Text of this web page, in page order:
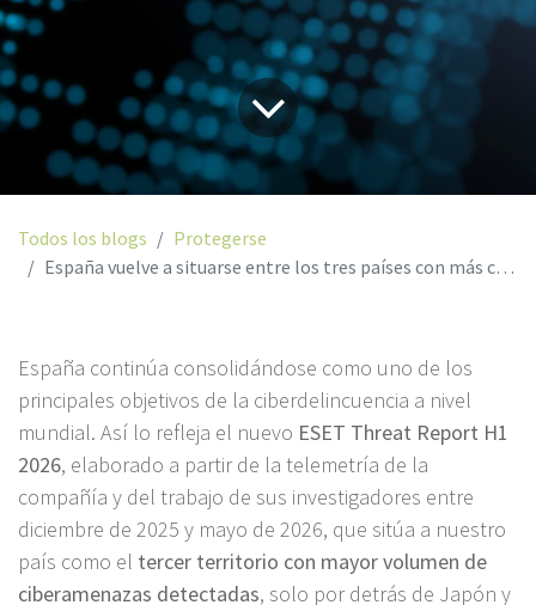
Todos los blogs
Protegerse
España vuelve a situarse entre los tres países con más ciberamenazas detectadas del mundo
España continúa consolidándose como uno de los
principales objetivos de la ciberdelincuencia a nivel
mundial. Así lo refleja el nuevo ESET Threat Report H1
2026, elaborado a partir de la telemetría de la
compañía y del trabajo de sus investigadores entre
diciembre de 2025 y mayo de 2026, que sitúa a nuestro
país como el tercer territorio con mayor volumen de
ciberamenazas detectadas, solo por detrás de Japón y